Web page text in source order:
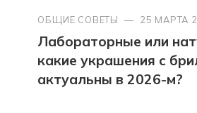
ОБЩИЕ СОВЕТЫ — 25 МАРТА
Лабораторные или
какие украшения с
актуальны в 2026-м?